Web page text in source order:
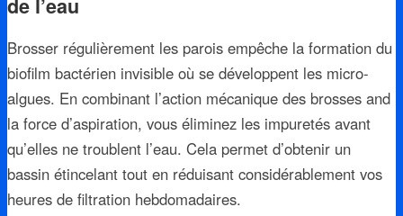
de l’eau
Brosser régulièrement les parois empêche la formation du
biofilm bactérien invisible où se développent les micro-
algues. En combinant l’action mécanique des brosses and
la force d’aspiration, vous éliminez les impuretés avant
qu’elles ne troublent l’eau. Cela permet d’obtenir un
bassin étincelant tout en réduisant considérablement vos
heures de filtration hebdomadaires.